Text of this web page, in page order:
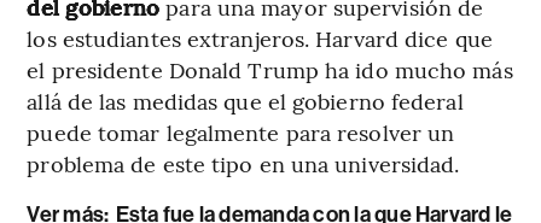
del gobierno para una mayor supervisión de
los estudiantes extranjeros. Harvard dice que
el presidente Donald Trump ha ido mucho más
allá de las medidas que el gobierno federal
puede tomar legalmente para resolver un
problema de este tipo en una universidad.
Ver más: Esta fue la demanda con la que Harvard le